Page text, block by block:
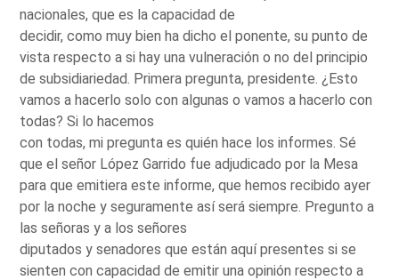
nacionales, que es la capacidad de
decidir, como muy bien ha dicho el ponente, su punto de
vista respecto a si hay una vulneración o no del principio
de subsidiariedad. Primera pregunta, presidente. ¿Esto
vamos a hacerlo solo con algunas o vamos a hacerlo con
todas? Si lo hacemos
con todas, mi pregunta es quién hace los informes. Sé
que el señor López Garrido fue adjudicado por la Mesa
para que emitiera este informe, que hemos recibido ayer
por la noche y seguramente así será siempre. Pregunto a
las señoras y a los señores
diputados y senadores que están aquí presentes si se
sienten con capacidad de emitir una opinión respecto a